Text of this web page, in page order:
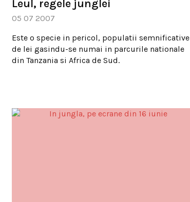
Leul, regele junglei
05 07 2007
Este o specie in pericol, populatii semnificative
de lei gasindu-se numai in parcurile nationale
din Tanzania si Africa de Sud.